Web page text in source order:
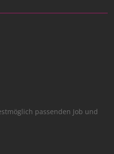
passenden Job und